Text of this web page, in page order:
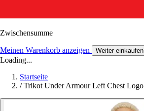
Zwischensumme
Meinen Warenkorb anzeigen Weiter einkaufen
Loading...
Startseite
/ Trikot Under Armour Left Chest Logo